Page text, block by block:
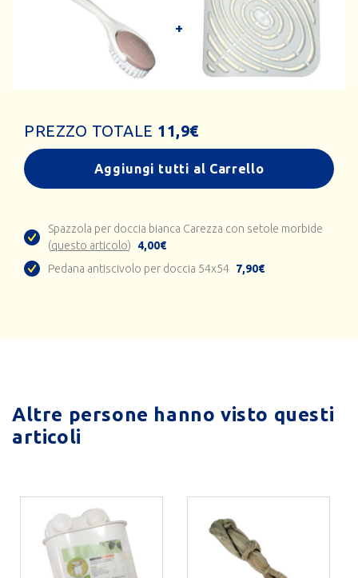
PREZZO TOTALE 11,9€
Aggiungi tutti al Carrello
Spazzola per doccia bianca Carezza con setole morbide
(questo articolo)
4,00€
Pedana antiscivolo per doccia 54x54
7,90€
Altre persone hanno visto questi
articoli